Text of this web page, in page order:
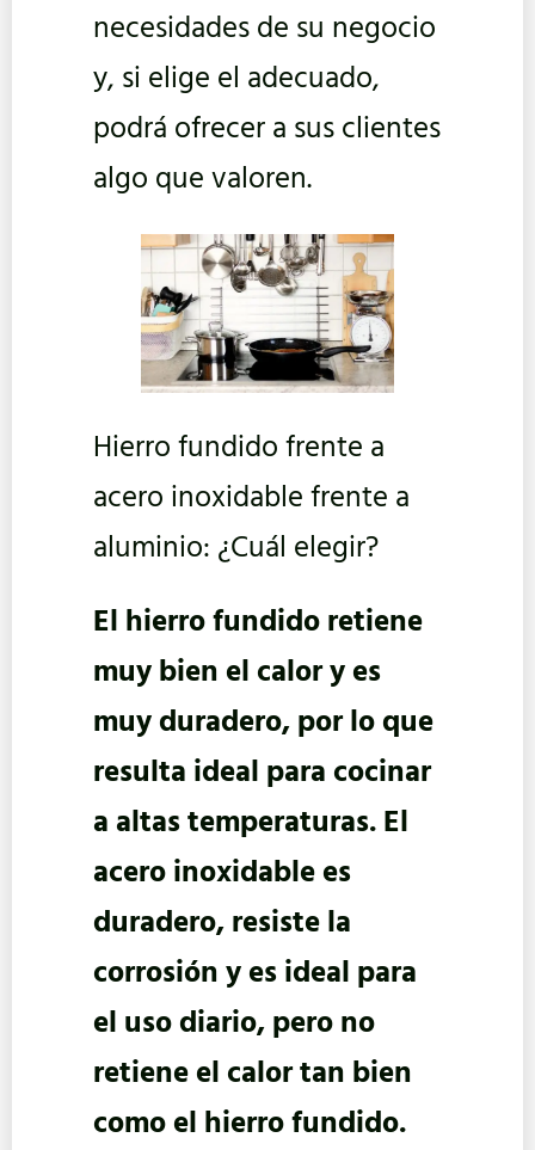
necesidades de su negocio
y, si elige el adecuado,
podrá ofrecer a sus clientes
algo que valoren.
Hierro fundido frente a
acero inoxidable frente a
aluminio: ¿Cuál elegir?
El hierro fundido retiene
muy bien el calor y es
muy duradero, por lo que
resulta ideal para cocinar
a altas temperaturas. El
acero inoxidable es
duradero, resiste la
corrosión y es ideal para
el uso diario, pero no
retiene el calor tan bien
como el hierro fundido.